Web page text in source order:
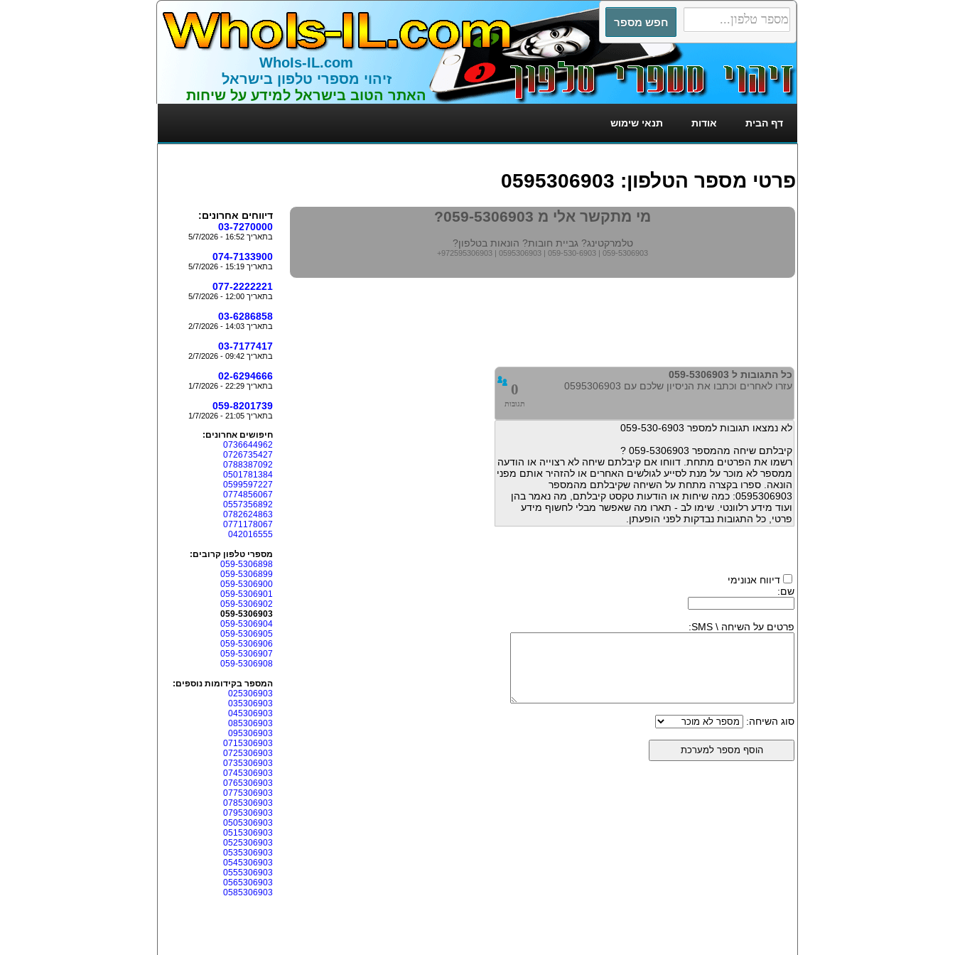
WhoIs-IL.com
זיהוי מספרי טלפון בישראל
האתר הטוב בישראל למידע על שיחות
דף הבית אודות תנאי שימוש
פרטי מספר הטלפון: 0595306903
מי מתקשר אלי מ 059-5306903?
טלמרקטינג? גביית חובות? הונאות בטלפון?
+972595306903 | 0595306903 | 059-530-6903 | 059-5306903
0
תגובות
כל התגובות ל 059-5306903
עזרו לאחרים וכתבו את הניסיון שלכם עם 0595306903
לא נמצאו תגובות למספר 059-530-6903
קיבלתם שיחה מהמספר 059-5306903 ?
רשמו את הפרטים מתחת. דווחו אם קיבלתם שיחה לא רצוייה או הודעה
ממספר לא מוכר על מנת לסייע לגולשים האחרים או להזהיר אותם מפני
הונאה. ספרו בקצרה מתחת על השיחה שקיבלתם מהמספר
0595306903: כמה שיחות או הודעות טקסט קיבלתם, מה נאמר בהן
ועוד מידע רלוונטי. שימו לב - תארו מה שאפשר מבלי לחשוף מידע
פרטי, כל התגובות נבדקות לפני הופעתן.
דיווח אנונימי
שם:
פרטים על השיחה \ SMS:
סוג השיחה:
דיווחים אחרונים:
03-7270000
בתאריך 16:52 - 5/7/2026
074-7133900
בתאריך 15:19 - 5/7/2026
077-2222221
בתאריך 12:00 - 5/7/2026
03-6286858
בתאריך 14:03 - 2/7/2026
03-7177417
בתאריך 09:42 - 2/7/2026
02-6294666
בתאריך 22:29 - 1/7/2026
059-8201739
בתאריך 21:05 - 1/7/2026
חיפושים אחרונים:
0736644962
0726735427
0788387092
0501781384
0599597227
0774856067
0557356892
0782624863
0771178067
042016555
מספרי טלפון קרובים:
059-5306898
059-5306899
059-5306900
059-5306901
059-5306902
059-5306903
059-5306904
059-5306905
059-5306906
059-5306907
059-5306908
המספר בקידומות נוספים:
025306903
035306903
045306903
085306903
095306903
0715306903
0725306903
0735306903
0745306903
0765306903
0775306903
0785306903
0795306903
0505306903
0515306903
0525306903
0535306903
0545306903
0555306903
0565306903
0585306903